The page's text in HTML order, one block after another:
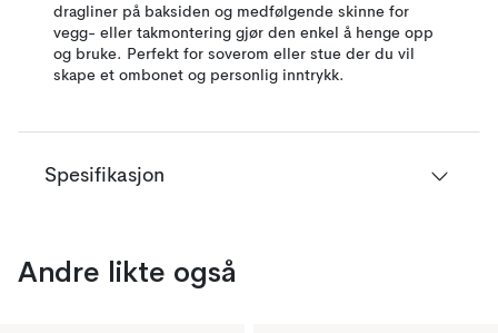
dragliner på baksiden og medfølgende skinne for
vegg- eller takmontering gjør den enkel å henge opp
og bruke. Perfekt for soverom eller stue der du vil
skape et ombonet og personlig inntrykk.
Spesifikasjon
Andre likte også